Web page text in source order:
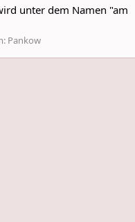
unter dem Namen "am
Pankow